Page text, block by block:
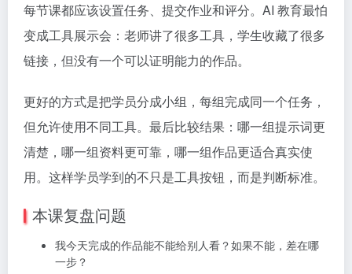
每节课都应该设置任务、提交作业和评分。AI 教育最怕
变成工具展示会：老师讲了很多工具，学生收藏了很多
链接，但没有一个可以证明能力的作品。
更好的方式是把学员分成小组，每组完成同一个任务，
但允许使用不同工具。最后比较结果：哪一组提示词更
清楚，哪一组资料更可靠，哪一组作品更适合真实使
用。这样学员学到的不只是工具按钮，而是判断标准。
本课复盘问题
我今天完成的作品能不能给别人看？如果不能，差在哪
一步？